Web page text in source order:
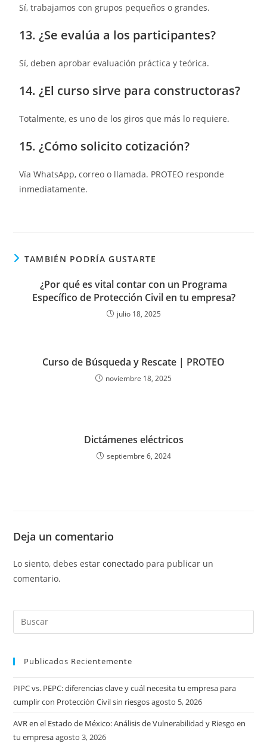
Sí, trabajamos con grupos pequeños o grandes.
13. ¿Se evalúa a los participantes?
Sí, deben aprobar evaluación práctica y teórica.
14. ¿El curso sirve para constructoras?
Totalmente, es uno de los giros que más lo requiere.
15. ¿Cómo solicito cotización?
Vía WhatsApp, correo o llamada. PROTEO responde
inmediatamente.
TAMBIÉN PODRÍA GUSTARTE
¿Por qué es vital contar con un Programa
Específico de Protección Civil en tu empresa?
julio 18, 2025
Curso de Búsqueda y Rescate | PROTEO
noviembre 18, 2025
Dictámenes eléctricos
septiembre 6, 2024
Deja un comentario
Lo siento, debes estarconectado para publicar un
comentario.
Publicados Recientemente
PIPC vs. PEPC: diferencias clave y cuál necesita tu empresa para
cumplir con Protección Civil sin riesgosagosto 5, 2026
AVR en el Estado de México: Análisis de Vulnerabilidad y Riesgo en
tu empresaagosto 3, 2026